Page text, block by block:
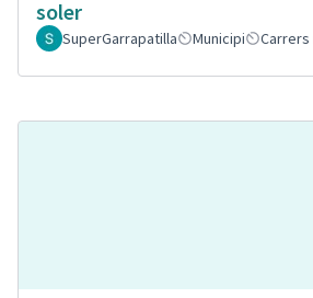
soler
SuperGarrapatilla Municipi Carrers